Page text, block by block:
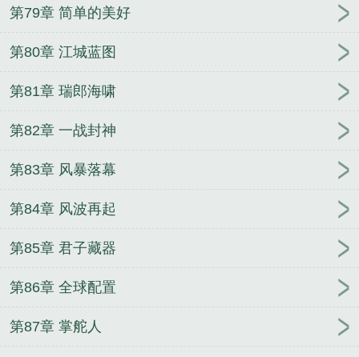
第79章 简单的美好
第80章 江城蓝图
第81章 瑞郎海啸
第82章 一战封神
第83章 风暴落幕
第84章 风波再起
第85章 君子藏器
第86章 全球配置
第87章 掌舵人